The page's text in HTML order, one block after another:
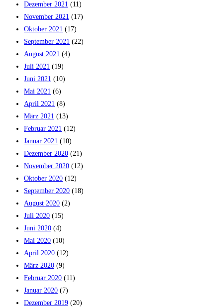
Dezember 2021 (11)
November 2021 (17)
Oktober 2021 (17)
September 2021 (22)
August 2021 (4)
Juli 2021 (19)
Juni 2021 (10)
Mai 2021 (6)
April 2021 (8)
März 2021 (13)
Februar 2021 (12)
Januar 2021 (10)
Dezember 2020 (21)
November 2020 (12)
Oktober 2020 (12)
September 2020 (18)
August 2020 (2)
Juli 2020 (15)
Juni 2020 (4)
Mai 2020 (10)
April 2020 (12)
März 2020 (9)
Februar 2020 (11)
Januar 2020 (7)
Dezember 2019 (20)